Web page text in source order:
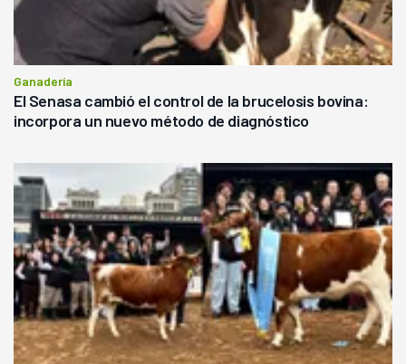
Ganadería
El Senasa cambió el control de la brucelosis bovina:
incorpora un nuevo método de diagnóstico